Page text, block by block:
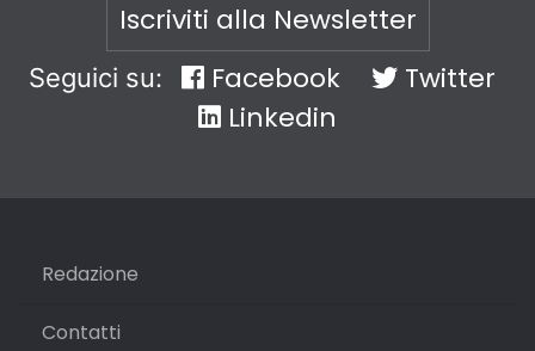
Iscriviti alla Newsletter
Seguici su: Facebook
Twitter
Linkedin
Redazione
Contatti